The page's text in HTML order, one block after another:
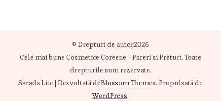
© Drepturi de autor2026
Cele mai bune Cosmetice Coreene - Pareri si Preturi. Toate
drepturile sunt rezervate.
Sarada Lite | Dezvoltată deBlossom Themes. Propulsată de
WordPress.